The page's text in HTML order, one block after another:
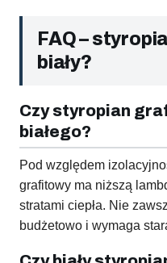
FAQ –
biały?
Czy styropian
białego?
Pod względem
grafitowy ma niższą
stratami ciepła. Nie
budżetowo i wymaga